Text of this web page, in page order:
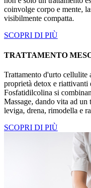
coinvolge corpo e mente,
visibilmente compatta.
SCOPRI DI PIÙ
TRATTAMENTO
Trattamento d'urto cellulite
proprietà detox e
Fosfatidilcolina si
Massage, dando vita ad un
leviga, drena, rimodella e
SCOPRI DI PIÙ